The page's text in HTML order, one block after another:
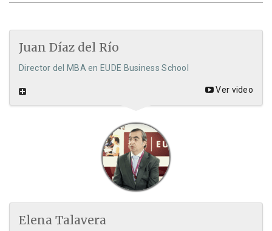
Juan Díaz del Río
Director del MBA en EUDE Business School
Ver video
Elena Talavera